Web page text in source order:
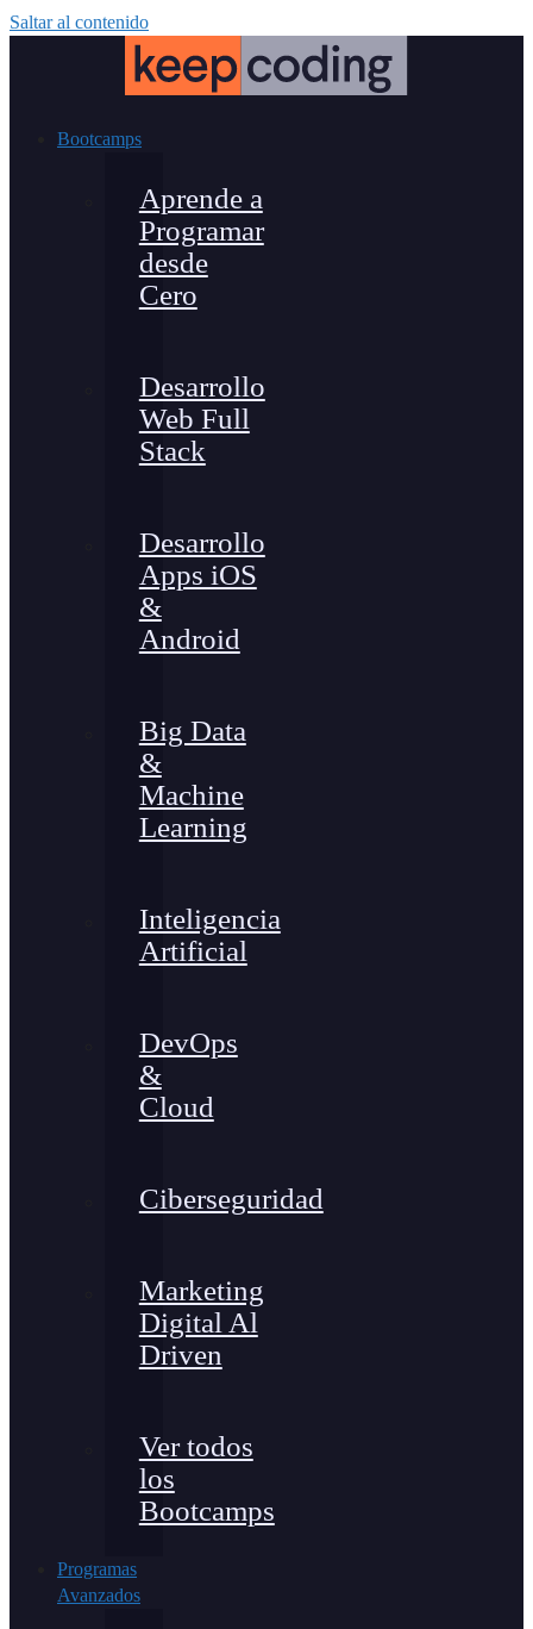
Saltar al contenido
Bootcamps
Aprende a
Programar
desde
Cero
Desarrollo
Web Full
Stack
Desarrollo
Apps iOS
&
Android
Big Data
&
Machine
Learning
Inteligencia
Artificial
DevOps
&
Cloud
Ciberseguridad
Marketing
Digital Al
Driven
Ver todos
los
Bootcamps
Programas
Avanzados